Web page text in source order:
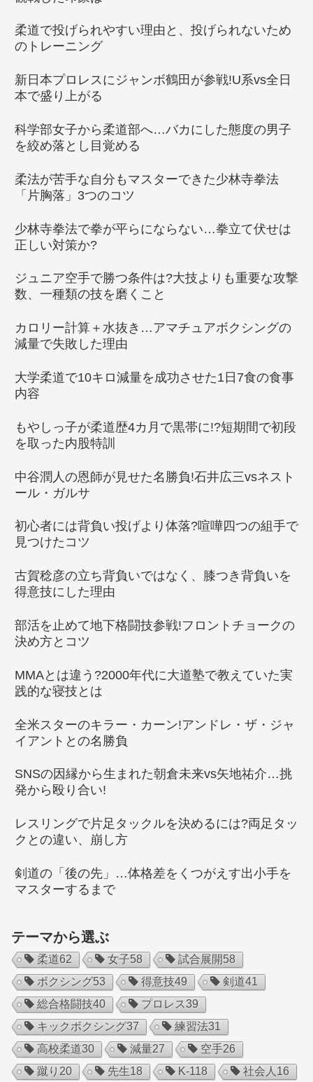
柔道で投げられやすい理由と、投げられないため
のトレーニング
新日本プロレスにジャンボ鶴田が参戦!U系vs全日
本で盛り上がる
科学部女子から柔道部へ…バカにした態度の男子
を絞め落とし目覚める
柔法が苦手な自分もマスターできた少林寺拳法
「片胸落」3つのコツ
少林寺拳法で拳が平らにならない…拳立て伏せは
正しい対策か?
ジュニア空手で勝つ条件は?大技よりも重要な攻撃
数、一種類の技を磨くこと
カロリー計算＋水抜き…アマチュアボクシングの
減量で失敗した理由
大学柔道で10キロ減量を成功させた1日7食の食事
内容
もやしっ子が柔道歴4カ月で黒帯に!?短期間で初段
を取った内股特訓
中谷潤人の恩師が見せた名勝負!石井広三vsネスト
ール・ガルサ
初心者には背負い投げより体落?喧嘩四つの組手で
見つけたコツ
古賀稔彦の立ち背負いではなく、膝つき背負いを
得意技にした理由
部活を止めて地下格闘技参戦!フロントチョークの
決め方とコツ
MMAとは違う?2000年代に大道塾で教えていた実
践的な寝技とは
全米スターのキラー・カーン!アンドレ・ザ・ジャ
イアントとの名勝負
SNSの因縁から生まれた朝倉未来vs矢地祐介…挑
発から殴り合い!
レスリングで片足タックルを決めるには?両足タッ
クとの違い、崩し方
剣道の「後の先」…体格差をくつがえす出小手を
マスターするまで
テーマから選ぶ
柔道62 女子58 試合展開58
ボクシング53 得意技49 剣道41
総合格闘技40 プロレス39
キックボクシング37 練習法31
高校柔道30 減量27 空手26
蹴り 20 先生18 K-118 社会人 16